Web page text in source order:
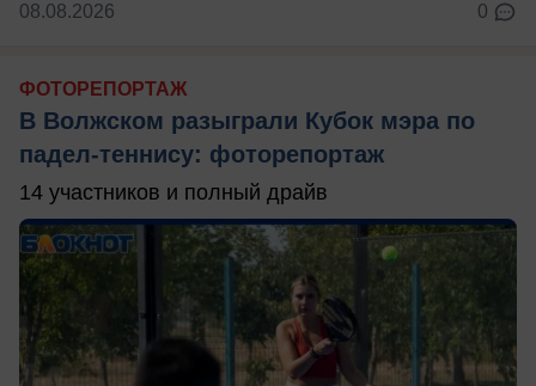
08.08.2026 0
ФОТОРЕПОРТАЖ
В Волжском разыграли Кубок мэра по
падел-теннису: фоторепортаж
14 участников и полный драйв